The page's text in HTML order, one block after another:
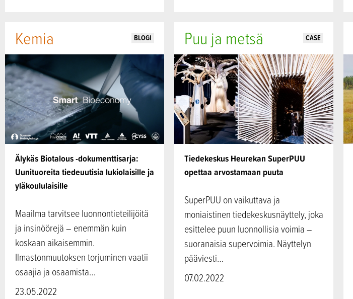
Älykäs Biotalous -dokumenttisarja:
Uunituoreita tiedeuutisia lukiolaisille ja
yläkoululaisille
Kemia BLOGI
Maailma tarvitsee luonnontieteilijöitä
ja insinöörejä – enemmän kuin
koskaan aikaisemmin.
Ilmastonmuutoksen torjuminen vaatii
osaajia ja osaamista…
23.05.2022
Tiedekeskus Heurekan SuperPUU
opettaa arvostamaan puuta
Puu ja metsä CASE
SuperPUU on vaikuttava ja
moniaistinen tiedekeskusnäyttely, joka
esittelee puun luonnollisia voimia –
suoranaisia supervoimia. Näyttelyn
pääviesti…
07.02.2022